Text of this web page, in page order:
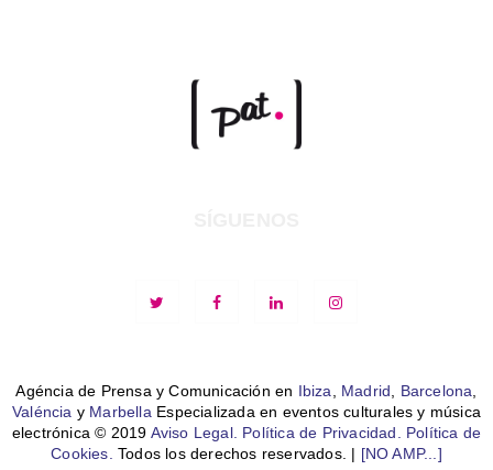
Agéncia de Prensa y Comunicación en Ibiza Madrid Barcelona
Valéncia y Marbella Especializada en eventos culturales y música
electrónica © 2019 Aviso Legal. Política de Privacidad.
Política de
Cookies. Todos los derechos reservados. | [NO AMP...]